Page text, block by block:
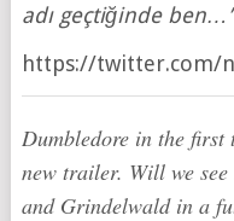
adı geçtiğinde
https://twitter.com/
Dumbledore in the
new trailer. Will we see
and Grindelwald in a